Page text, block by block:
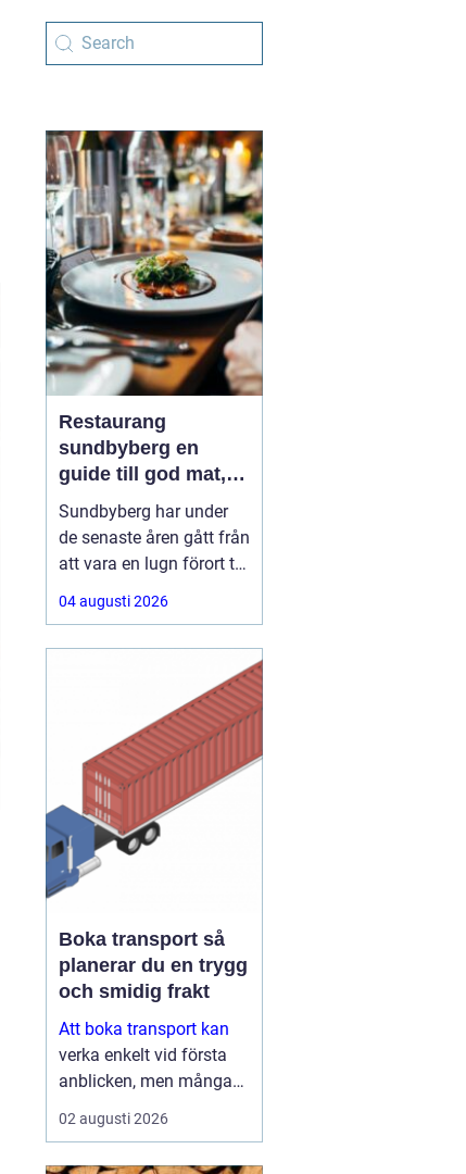
Restaurang
sundbyberg en
guide till god mat,
sport och
avslappnat häng
Sundbyberg har under
de senaste åren gått från
att vara en lugn förort till
att bli en självklar
matpunkt strax utanför
klassiska kvarterskrogar
med moderna bistron,
sportbarer och
familjevänliga
matställen. Den som
söker en
04 augusti 2026
Boka transport så
planerar du en trygg
och smidig frakt
Att boka transport kan
verka enkelt vid första
anblicken, men många
upptäcker snabbt hur
mycket som faktiskt
02 augusti 2026